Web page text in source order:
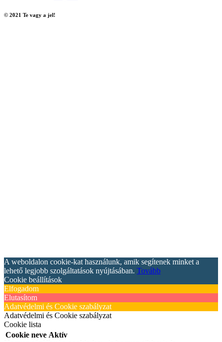
© 2021 Te vagy a jel!
A weboldalon cookie-kat használunk, amik segítenek minket a
lehető legjobb szolgáltatások nyújtásában. Tovább
Cookie beállítások
Elfogadom
Elutasítom
Adatvédelmi és Cookie szabályzat
Adatvédelmi és Cookie szabályzat
Cookie lista
Cookie neve Aktív